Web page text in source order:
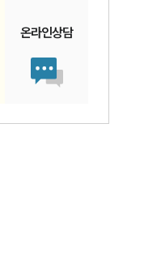
온라인상담